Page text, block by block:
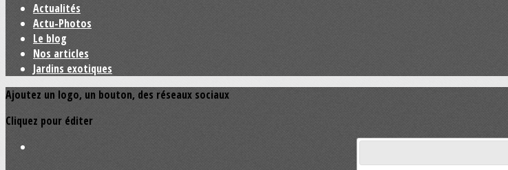
Actualités
Actu-Photos
Le blog
Nos articles
Jardins exotiques
Ajoutez un logo, un bouton, des réseaux sociaux
Cliquez pour éditer
Actualités▴▾